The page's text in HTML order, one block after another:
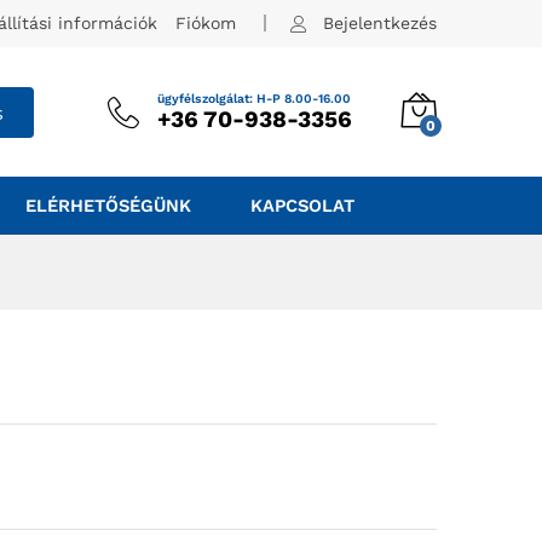
információk Fiókom Bejelentkezés
ügyfélszolgálat: H-P 8.00-16.00
+36 70-938-3356 0
ELÉRHETŐSÉGÜNK KAPCSOLAT